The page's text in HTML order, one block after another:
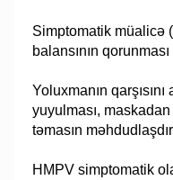
Simptomatik müalicə
balansının
Yoluxmanın
yuyulması,
təmasın
HMPV simptomatik